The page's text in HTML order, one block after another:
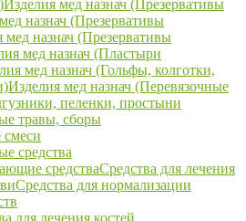
Изделия мед назнач (Презервативы
назнач (Презервативы
мед назнач (Презервативы
мед назнач (Пластыри
мед назнач (Гольфы, колготки,
Изделия мед назнач (Перевязочные
пеленки, простыни
травы, сборы
средства
средстваСредства для лечения
Средства для нормализации